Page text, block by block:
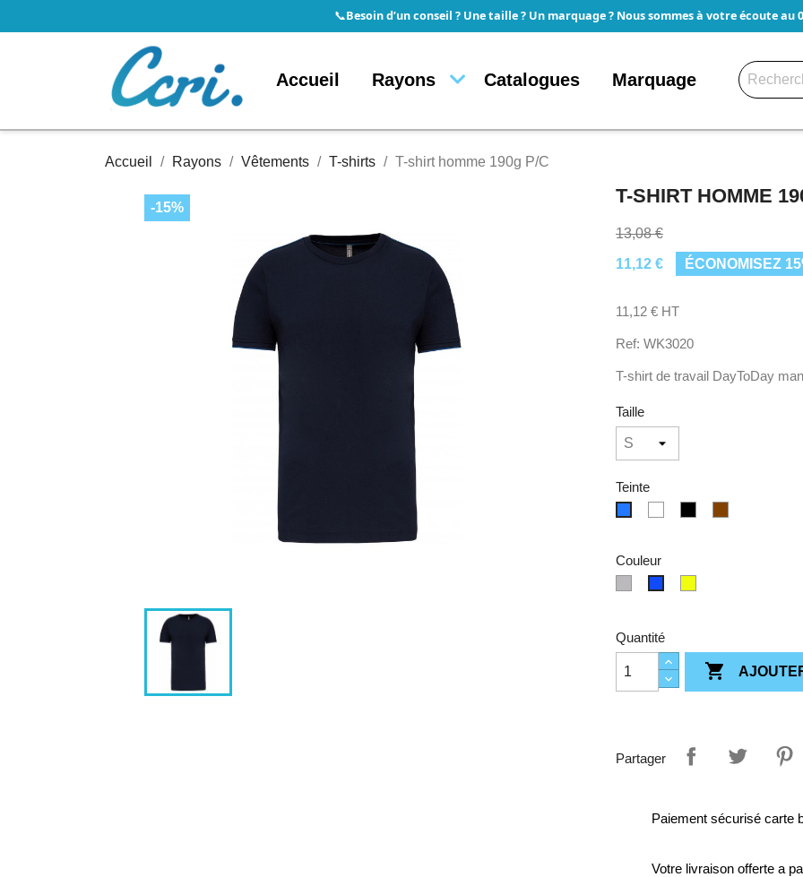
📞Besoin d’un conseil ? Une taille ? Un marquage ? Nous sommes à votre écoute au
Accueil Rayons Catalogues Marquage
Accueil Rayons Vêtements T-shirts T-shirt homme 190g P/C
-15%
T-SHIRT HOMME
13,08 €
11,12 €
ÉCONOMISEZ
11,12 € HT
Ref: WK3020
T-shirt de travail DayToDay
Taille
Teinte
Couleur
Quantité

Partager
Paiement sécurisé carte
Votre livraison offerte a